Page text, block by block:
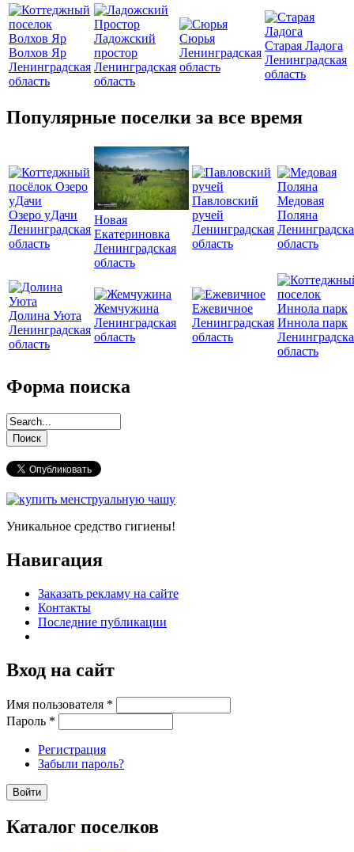
Волхов Яр
Ленинградская
область
Ладожский
простор
Ленинградская
область
Сюрья
Ленинградская
область
Старая Ладога
Ленинградская
область
Популярные поселки за все время
Озеро уДачи
Ленинградская
область
Новая
Екатериновка
Ленинградская
область
Павловский
ручей
Ленинградская
область
Медовая
Поляна
область
Долина Уюта
Ленинградская
область
Жемчужина
Ленинградская
область
Ежевичное
Ленинградская
область
Иннола парк
область
Форма поиска
Уникальное средство гигиены!
Навигация
Заказать рекламу на сайте
Контакты
Последние публикации
Вход на сайт
Имя пользователя *
Пароль *
Регистрация
Забыли пароль?
Каталог поселков